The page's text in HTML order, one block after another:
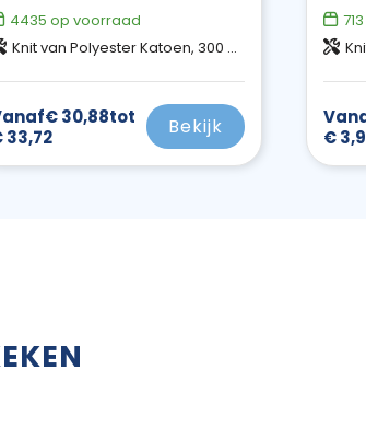
4435 op voorraad
Knit van Polyester Katoen, 300 g/m2
€ 30,88tot
33,72
Bekijk
713
Knit
€